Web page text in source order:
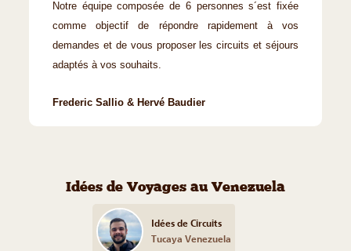
Notre équipe composée de 6 personnes s´est fixée
comme objectif de répondre rapidement à vos
demandes et de vous proposer les circuits et séjours
adaptés à vos souhaits.
Frederic Sallio & Hervé Baudier
Idées de Voyages au Venezuela
Idées de Circuits
Tucaya Venezuela